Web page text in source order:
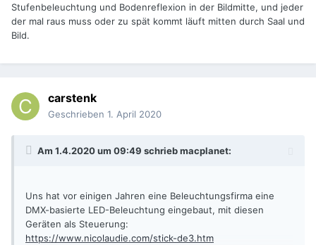
Stufenbeleuchtung und Bodenreflexion in der Bildmitte, und jeder
der mal raus muss oder zu spät kommt läuft mitten durch Saal und
Bild.
carstenk
Geschrieben 1. April 2020
Am 1.4.2020 um 09:49 schriebmacplanet:
Uns hat vor einigen Jahren eine Beleuchtungsfirma eine
DMX-basierte LED-Beleuchtung eingebaut, mit diesen
Geräten als Steuerung:
https://www.nicolaudie.com/stick-de3.htm